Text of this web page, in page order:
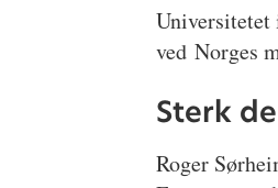
Universitetet
ved Norges
Sterk
Roger